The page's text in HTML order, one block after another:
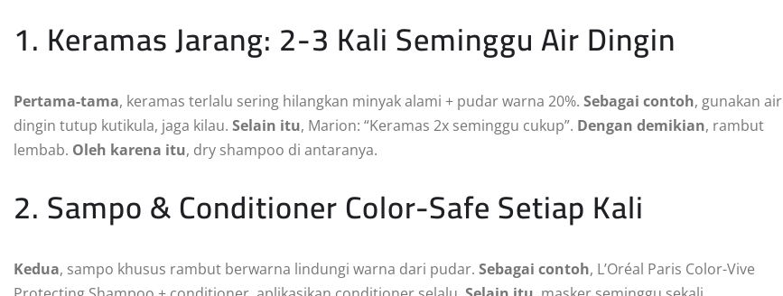
1. Keramas Jarang: 2-3 Kali Seminggu Air Dingin
Pertama-tama, keramas terlalu sering hilangkan minyak alami + pudar warna 20%. Sebagai contoh, gunakan air
dingin tutup kutikula, jaga kilau. Selain itu, Marion: “Keramas 2x seminggu cukup”. Dengan demikian, rambut
lembab. Oleh karena itu, dry shampoo di antaranya.
2. Sampo & Conditioner Color-Safe Setiap Kali
Kedua, sampo khusus rambut berwarna lindungi warna dari pudar. Sebagai contoh, L’Oréal Paris Color-Vive